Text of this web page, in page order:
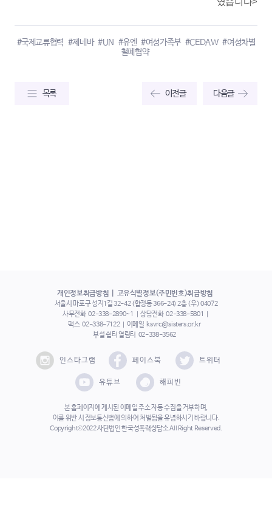
#국제교류협력 #제네바 #UN #유엔 #여성가족부 #CEDAW #여성차별
철폐협약
목록 이전글 다음글
개인정보취급방침 고유식별정보(주민번호)취급방침
서울시 마포구 성지1길 32-42 (합정동 366-24) 2층 (우) 04072
사무전화 02-338-2890~1 상담전화 02-338-5801
팩스 02-338-7122 이메일 ksvrc@sisters.or.kr
부설 쉼터 열림터 02-338-3562
인스타그램 페이스북 트위터
유튜브 해피빈
본 홈페이지에 게시된 이메일 주소 자동 수집을 거부하며,
이를 위반 시 정보통신법에 의하여 처벌됨을 유념하시기 바랍니다.
Copyright©2022 사단법인 한국성폭력상담소 All Right Reserved.